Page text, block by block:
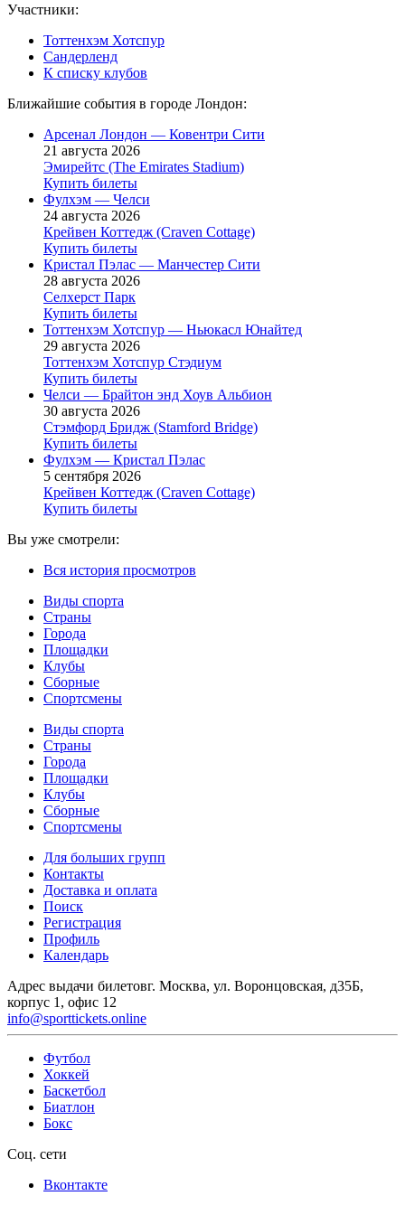
Участники:
Тоттенхэм Хотспур
Сандерленд
К списку клубов
Ближайшие события в городе Лондон:
Арсенал Лондон — Ковентри Сити
21 августа 2026
Эмирейтс (The Emirates Stadium)
Купить билеты
Фулхэм — Челси
24 августа 2026
Крейвен Коттедж (Craven Cottage)
Купить билеты
Кристал Пэлас — Манчестер Сити
28 августа 2026
Селхерст Парк
Купить билеты
Тоттенхэм Хотспур — Ньюкасл Юнайтед
29 августа 2026
Тоттенхэм Хотспур Стэдиум
Купить билеты
Челси — Брайтон энд Хоув Альбион
30 августа 2026
Стэмфорд Бридж (Stamford Bridge)
Купить билеты
Фулхэм — Кристал Пэлас
5 сентября 2026
Крейвен Коттедж (Craven Cottage)
Купить билеты
Вы уже смотрели:
Вся история просмотров
Виды спорта
Страны
Города
Площадки
Клубы
Сборные
Спортсмены
Виды спорта
Страны
Города
Площадки
Клубы
Сборные
Спортсмены
Для больших групп
Контакты
Доставка и оплата
Поиск
Регистрация
Профиль
Календарь
Адрес выдачи билетовг. Москва, ул. Воронцовская, д35Б,
корпус 1, офис 12
info@sporttickets.online
Футбол
Хоккей
Баскетбол
Биатлон
Бокс
Соц. сети
Вконтакте